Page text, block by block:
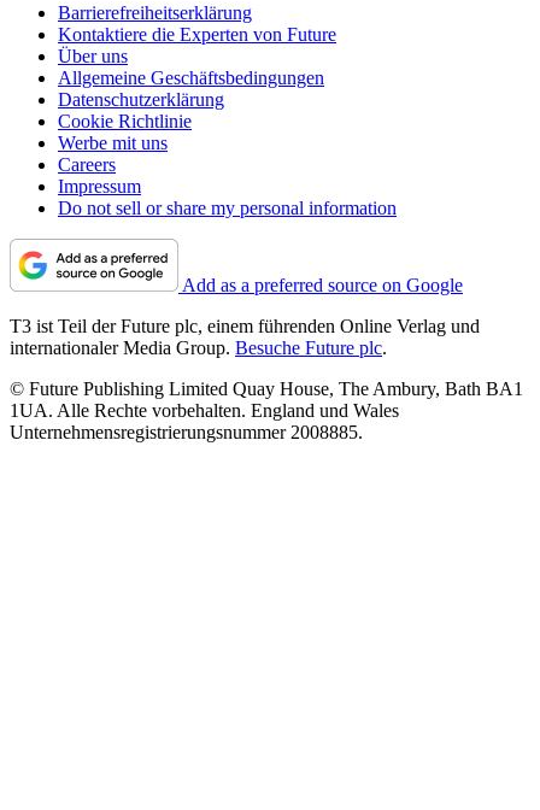
Barrierefreiheitserklärung
Kontaktiere die Experten von Future
Über uns
Allgemeine Geschäftsbedingungen
Datenschutzerklärung
Cookie Richtlinie
Werbe mit uns
Careers
Impressum
Do not sell or share my personal information
Add as a preferred source on Google
T3 ist Teil der Future plc, einem führenden Online Verlag und
internationaler Media Group. Besuche Future plc.
© Future Publishing Limited Quay House, The Ambury, Bath BA1
1UA. Alle Rechte vorbehalten. England und Wales
Unternehmensregistrierungsnummer 2008885.